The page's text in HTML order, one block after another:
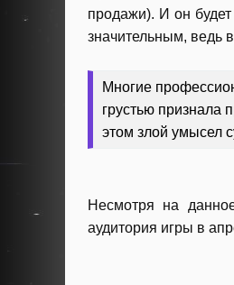
продажи). И он
значительным, ведь
Многие
грустью признала
этом злой умысел
Несмотря на
аудитория игры в